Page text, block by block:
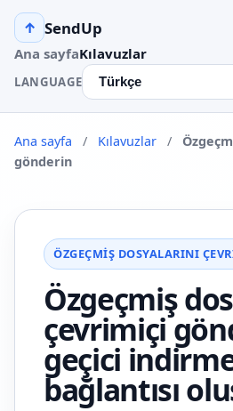
↑ SendUp
Ana sayfaKılavuzlar
LANGUAGE
Ana sayfa / Kılavuzlar /
gönderin
ÖZGEÇMIŞ DOSYALARINI
Özgeçmiş
çevrimiçi
geçici
bağlantısı